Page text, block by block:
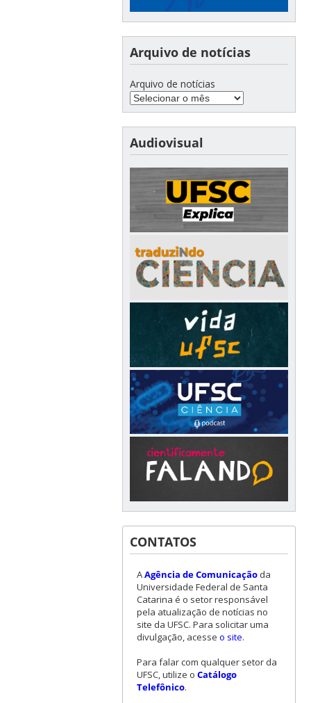
Arquivo de notícias
Arquivo de notícias
Audiovisual
CONTATOS
AAgência de Comunicaçãoda
Universidade Federal de Santa
Catarina é o setor responsável
pela atualização de notícias no
site da UFSC. Para solicitar uma
divulgação, acesse o site.
Para falar com qualquer setor da
UFSC, utilize o Catálogo
Telefônico.